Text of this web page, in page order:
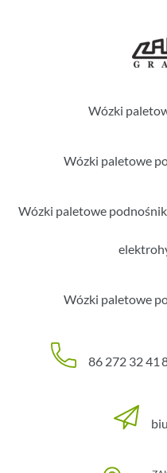
Wózki
Wózki paletowe
Wózki paletowe
Wózki paletowe
86 272 32 41